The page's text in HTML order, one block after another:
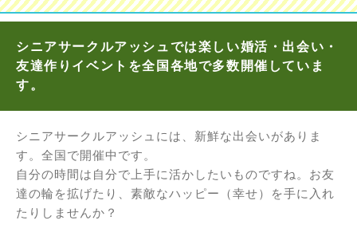
シニアサークルアッシュでは楽しい婚活・出会い・
友達作りイベントを全国各地で多数開催していま
す。
シニアサークルアッシュには、新鮮な出会いがありま
す。全国で開催中です。
自分の時間は自分で上手に活かしたいものですね。お友
達の輪を拡げたり、素敵なハッピー（幸せ）を手に入れ
たりしませんか？